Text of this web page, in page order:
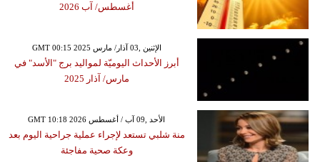
أغسطس/ آب 2026
GMT 00:15 2025 الإثنين ,03 آذار/ مارس
أبرز الأحداث اليوميّة لمواليد برج "الأسد" في
مارس/ آذار 2025
GMT 10:18 2026 الأحد ,09 آب / أغسطس
منة شلبي تستعد لإجراء عملية جراحية اليوم بعد
وعكة صحية مفاجئة